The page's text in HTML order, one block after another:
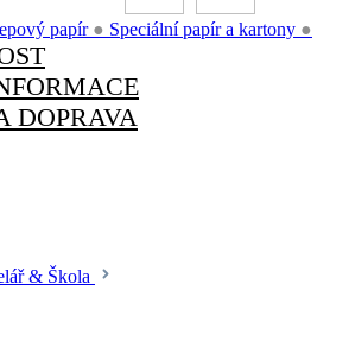
papír ● Speciální papír a kartony ●
DOPRAVA
& Škola